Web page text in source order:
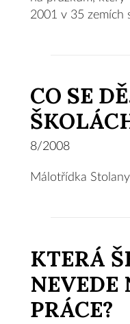
2001 v 35 zemích
CO SE
8/2008
Málotřídka Stolany
KTERÁ
NEVEDE
PRÁCE?